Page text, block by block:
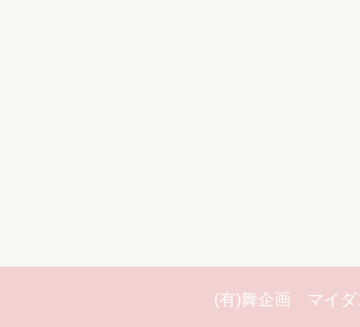
(有)舞企画 マイダ